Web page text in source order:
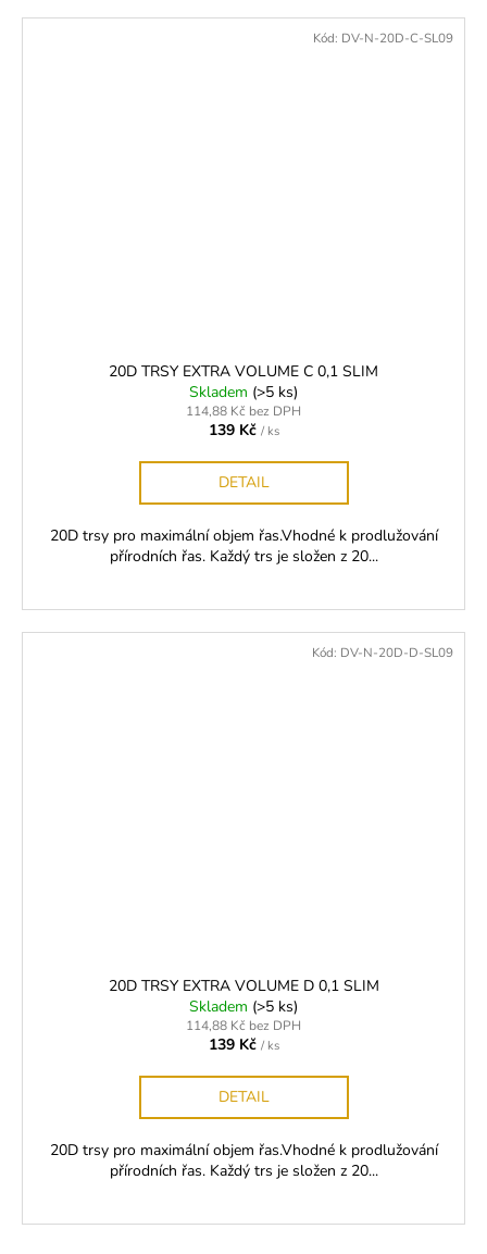
20D TRSY EXTRA VOLUME C 0,1 SLIM
Skladem (>5 ks)
114,88 Kč bez DPH
139 Kč / ks
DETAIL
20D trsy pro maximální objem řas.Vhodné k prodlužování
přírodních řas. Každý trs je složen z 20...
Kód: DV-N-20D-C-SL09
20D TRSY EXTRA VOLUME D 0,1 SLIM
Skladem (>5 ks)
114,88 Kč bez DPH
139 Kč / ks
DETAIL
20D trsy pro maximální objem řas.Vhodné k prodlužování
přírodních řas. Každý trs je složen z 20...
Kód: DV-N-20D-D-SL09